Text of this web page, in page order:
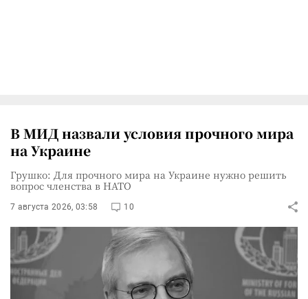
В МИД назвали условия прочного мира
на Украине
Грушко: Для прочного мира на Украине нужно решить
вопрос членства в НАТО
7 августа 2026, 03:58 10